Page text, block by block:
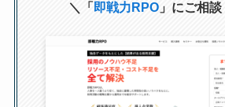
＼「 即戦力RPO」にご相談